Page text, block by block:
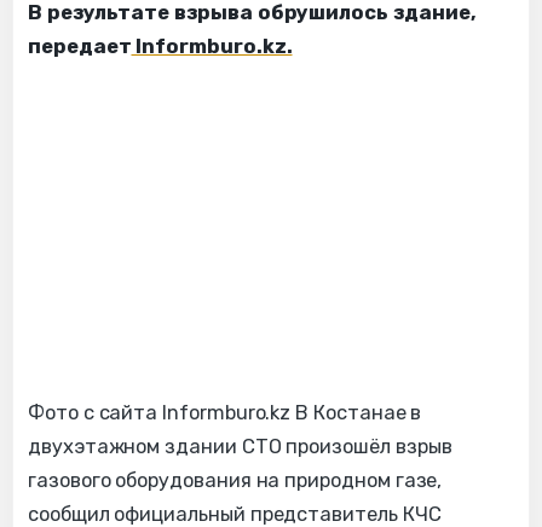
В результате взрыва обрушилось здание,
передает Informburo.kz.
Фото с сайта Informburo.kz В Костанае в
двухэтажном здании СТО произошёл взрыв
газового оборудования на природном газе,
сообщил официальный представитель КЧС